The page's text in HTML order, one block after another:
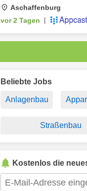
Aschaffenburg
vor 2 Tagen
Beliebte Jobs
Anlagenbau
Straßenbau
Kostenlos die